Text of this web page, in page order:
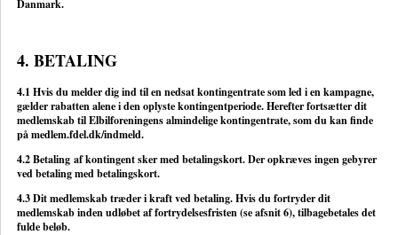
Danmark.
4. BETALING
4.1 Hvis du melder dig ind til en nedsat kontingentrate som led i en kampagne,
gælder rabatten alene i den oplyste kontingentperiode. Herefter fortsætter dit
medlemskab til Elbilforeningens almindelige kontingentrate, som du kan finde
på medlem.fdel.dk/indmeld.
4.2 Betaling af kontingent sker med betalingskort. Der opkræves ingen gebyrer
ved betaling med betalingskort.
4.3 Dit medlemskab træder i kraft ved betaling. Hvis du fortryder dit
medlemskab inden udløbet af fortrydelsesfristen (se afsnit 6), tilbagebetales det
fulde beløb.